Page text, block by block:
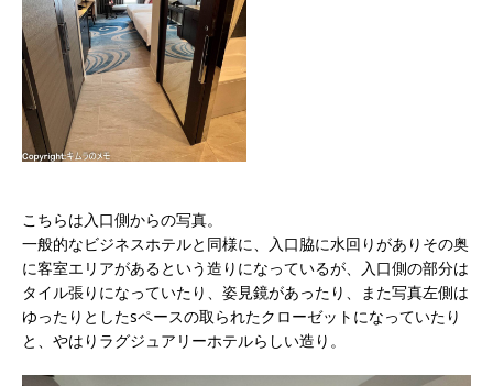
こちらは入口側からの写真。
一般的なビジネスホテルと同様に、入口脇に水回りがありその奥
に客室エリアがあるという造りになっているが、入口側の部分は
タイル張りになっていたり、姿見鏡があったり、また写真左側は
ゆったりとしたsペースの取られたクローゼットになっていたり
と、やはりラグジュアリーホテルらしい造り。